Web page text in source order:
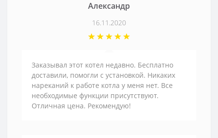
Александр
16.11.2020
Заказывал этот котел недавно. Бесплатно
доставили, помогли с установкой. Никаких
нареканий к работе котла у меня нет. Все
необходимые функции присутствуют.
Отличная цена. Рекомендую!